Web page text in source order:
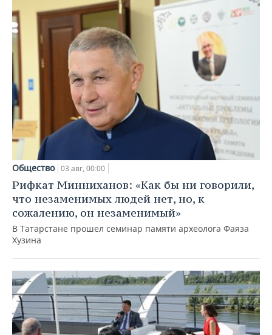
Общество 03 авг, 00:00
Рифкат Минниханов: «Как бы ни говорили,
что незаменимых людей нет, но, к
сожалению, он незаменимый»
В Татарстане прошел семинар памяти археолога Фаяза
Хузина